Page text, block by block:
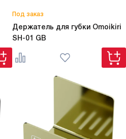
Под заказ
Держатель для губки Omoikiri
SH-01 GB